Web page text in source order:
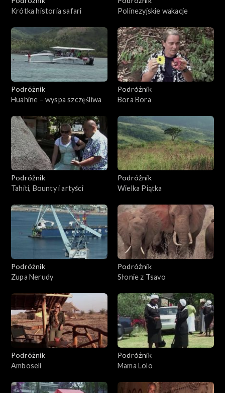
Krótka historia safari
Polinezyjskie wakacje
Podróżnik
Huahine – wyspa szczęśliwa
Podróżnik
Bora Bora
Podróżnik
Tahiti, Bounty i artyści
Podróżnik
Wielka Piątka
Podróżnik
Zupa Nerudy
Podróżnik
Słonie z Tsavo
Podróżnik
Amboseli
Podróżnik
Mama Lolo